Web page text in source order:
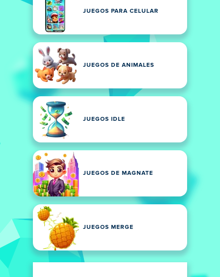
JUEGOS PARA CELULAR
JUEGOS DE ANIMALES
JUEGOS IDLE
JUEGOS DE MAGNATE
JUEGOS MERGE